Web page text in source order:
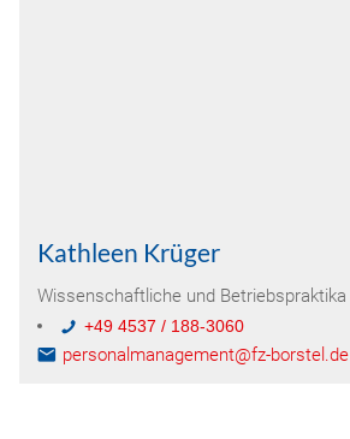
Kathleen Krüger
Wissenschaftliche und Betriebspraktika
+49 4537 / 188-3060
personalmanagement@fz-borstel.de